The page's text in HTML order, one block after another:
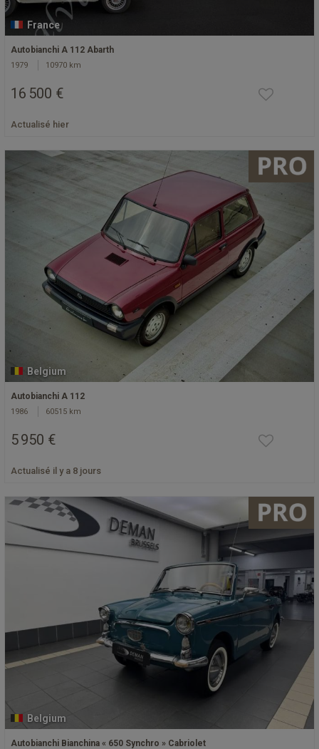
France
Autobianchi A 112 Abarth
1979 10970 km
16 500 €
Actualisé hier
Belgium
Autobianchi A 112
1986 60515 km
5 950 €
Actualisé il y a 8 jours
Belgium
Autobianchi Bianchina « 650 Synchro » Cabriolet